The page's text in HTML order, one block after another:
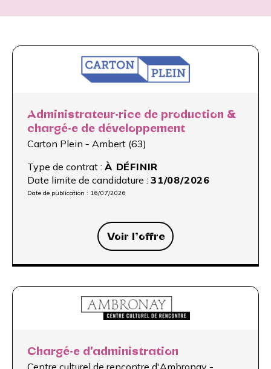
Administrateur·rice de production &
chargé·e de développement
Carton Plein - Ambert (63)
Type de contrat : À DÉFINIR
Date limite de candidature : 31/08/2026
Date de publication : 16/07/2026
Voir l’offre
Chargé·e d'administration